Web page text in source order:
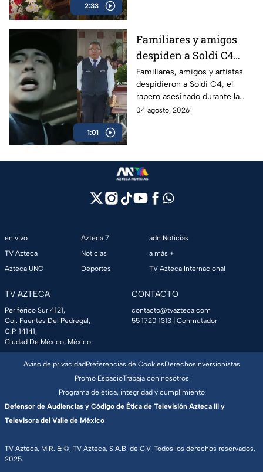
2:33
1:01
Familiares y amigos
despiden a Soldi C4
tras su asesinato en
Guadalajara
Familiares, amigos y artistas
despidieron a Soldi C4, el
rapero asesinado durante la
grabación de un video musical
04 agosto, 2026
en vivo
TV Azteca
Azteca UNO
Azteca 7
Noticias
Deportes
adn Noticias
a más +
TV Azteca Internacional
TV AZTECA
Periférico Sur 4121,
Col. Fuentes Del Pedregal,
C.P. 14141,
Ciudad De México, México.
CONTACTO
contacto@tvazteca.com
55 1720 1313 | Conmutador
TV Azteca, M.R. & ©, TV Azteca, S.A.B. de C.V. Todos los derechos reservados,
2025.
Aviso de privacidadPreferencias de CookiesDerechosInversionistas
Promo EspacioTrabaja con nosotros
Programa de ética, integridad y cumplimiento
Defensor de Audiencias y Código de Ética de Televisión Azteca III y
Televisora del Valle de México